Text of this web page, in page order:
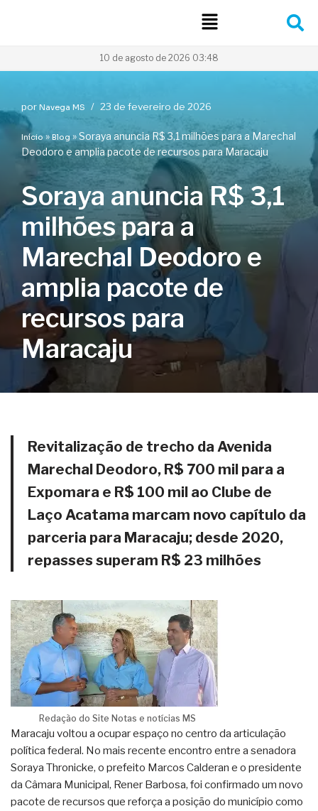
conteúdo
10 de agosto de 2026 03:48
por Navega MS 23 de fevereiro de 2026
Início » Blog »Soraya anuncia R$ 3,1 milhões para a Marechal
Deodoro e amplia pacote de recursos para Maracaju
Soraya anuncia R$ 3,1
milhões para a
Marechal Deodoro e
amplia pacote de
recursos para
Maracaju
Revitalização de trecho da Avenida
Marechal Deodoro, R$ 700 mil para a
Expomara e R$ 100 mil ao Clube de
Laço Acatama marcam novo capítulo da
parceria para Maracaju; desde 2020,
repasses superam R$ 23 milhões
Redação do Site Notas e notícias MS
Maracaju voltou a ocupar espaço no centro da articulação
política federal. No mais recente encontro entre a senadora
Soraya Thronicke, o prefeito Marcos Calderan e o presidente
da Câmara Municipal, Rener Barbosa, foi confirmado um novo
pacote de recursos que reforça a posição do município como